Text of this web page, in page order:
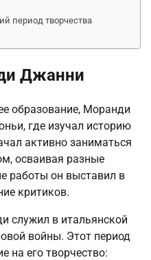
период творчества
Джанни
образование, Моранди
где изучал историю
активно заниматься
осваивая разные
работы он выставил в
критиков.
служил в итальянской
войны. Этот период
на его творчество: